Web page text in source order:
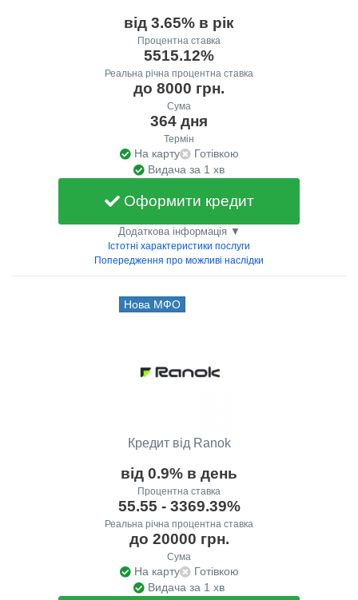
від 3.65% в рік
Процентна ставка
5515.12%
Реальна річна процентна ставка
до 8000 грн.
Сума
364 дня
Термін
На карту
Готівкою
Видача за 1 хв
Оформити кредит
Додаткова інформація ▼
Істотні характеристики послуги
Попередження про можливі наслідки
Нова МФО
Кредит від Ranok
від 0.9% в день
Процентна ставка
55.55 - 3369.39%
Реальна річна процентна ставка
до 20000 грн.
Сума
На карту
Готівкою
Видача за 1 хв